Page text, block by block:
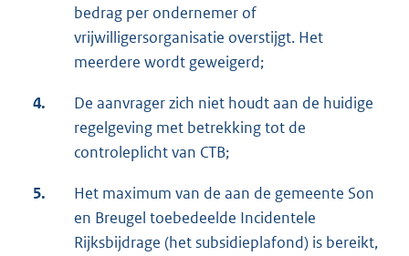
bedrag per ondernemer of
vrijwilligersorganisatie overstijgt. Het
meerdere wordt geweigerd;
4.
De aanvrager zich niet houdt aan de huidige
regelgeving met betrekking tot de
controleplicht van CTB;
5.
Het maximum van de aan de gemeente Son
en Breugel toebedeelde Incidentele
Rijksbijdrage (het subsidieplafond) is bereikt,